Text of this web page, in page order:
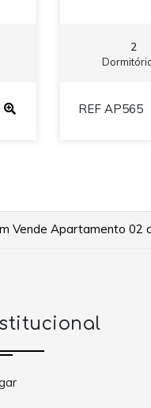
2
REF AP565
Vende Apartamento 02